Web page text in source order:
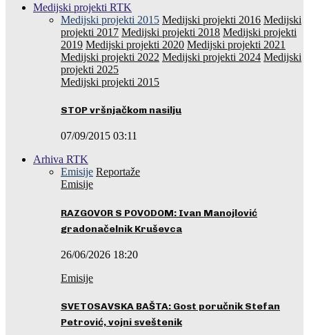
Medijski projekti RTK
Medijski projekti 2015 Medijski projekti 2016 Medijski
projekti 2017 Medijski projekti 2018 Medijski projekti
2019 Medijski projekti 2020 Medijski projekti 2021
Medijski projekti 2022 Medijski projekti 2024 Medijski
projekti 2025
Medijski projekti 2015
STOP vršnjačkom nasilju
07/09/2015 03:11
Arhiva RTK
Emisije Reportaže
Emisije
RAZGOVOR S POVODOM: Ivan Manojlović
gradonačelnik Kruševca
26/06/2026 18:20
Emisije
SVETOSAVSKA BAŠTA: Gost poručnik Stefan
Petrović, vojni sveštenik